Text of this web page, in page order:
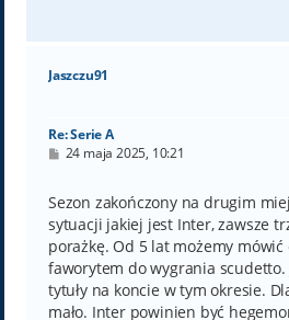
Jaszczu91
Re: Serie A
P
t
24 maja 2025, 10:21
Sezon zakończony na drugim
sytuacji jakiej jest Inter, zawsze
porażkę. Od 5 lat możemy
faworytem do wygrania scudetto.
tytuły na koncie w tym okresie.
mało. Inter powinien być